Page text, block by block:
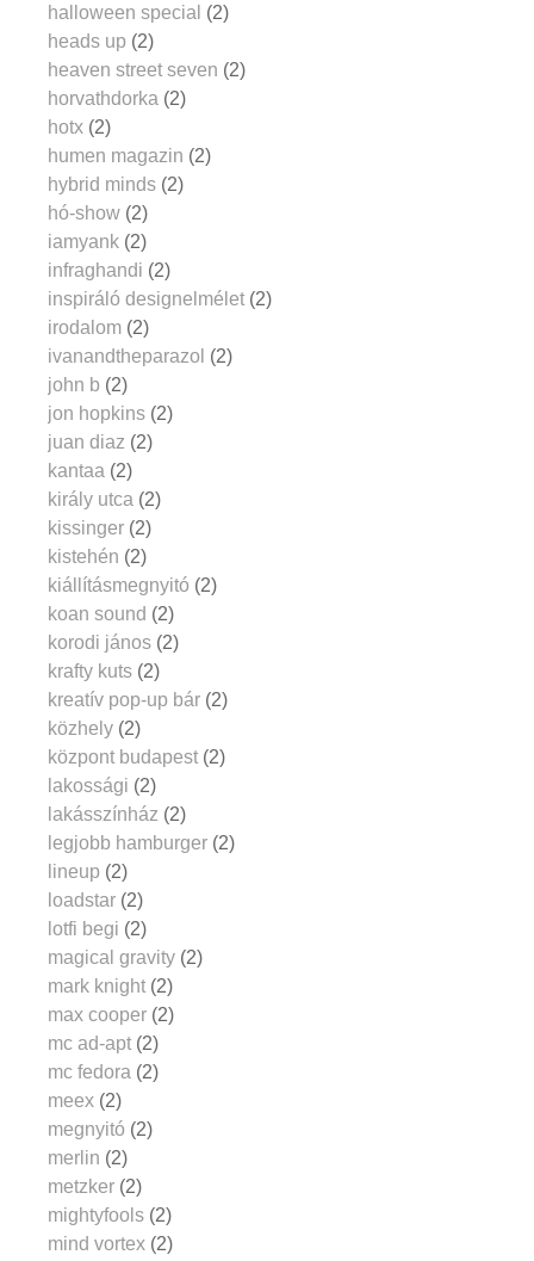
halloween special (2)
heads up (2)
heaven street seven (2)
horvathdorka (2)
hotx (2)
humen magazin (2)
hybrid minds (2)
hó-show (2)
iamyank (2)
infraghandi (2)
inspiráló designelmélet (2)
irodalom (2)
ivanandtheparazol (2)
john b (2)
jon hopkins (2)
juan diaz (2)
kantaa (2)
király utca (2)
kissinger (2)
kistehén (2)
kiállításmegnyitó (2)
koan sound (2)
korodi jános (2)
krafty kuts (2)
kreatív pop-up bár (2)
közhely (2)
központ budapest (2)
lakossági (2)
lakásszínház (2)
legjobb hamburger (2)
lineup (2)
loadstar (2)
lotfi begi (2)
magical gravity (2)
mark knight (2)
max cooper (2)
mc ad-apt (2)
mc fedora (2)
meex (2)
megnyitó (2)
merlin (2)
metzker (2)
mightyfools (2)
mind vortex (2)